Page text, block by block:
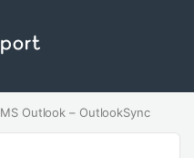
MS Outlook – OutlookSync